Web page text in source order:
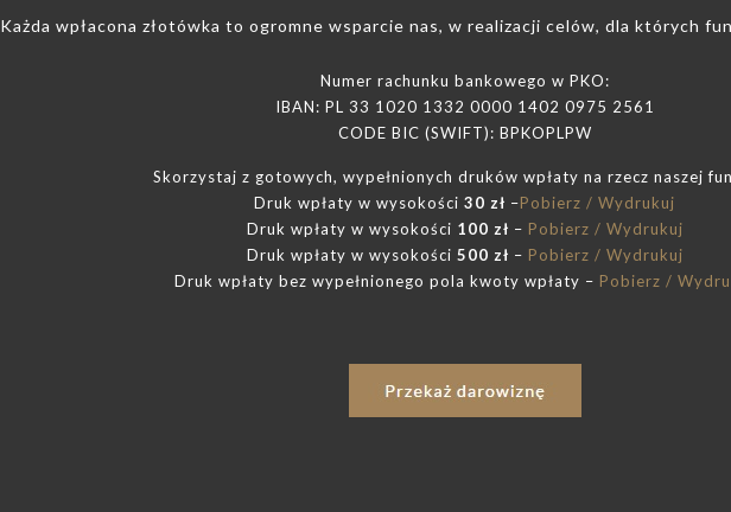
Każda wpłacona złotówka to ogromne wsparcie nas, w realizacji celów, dla których
Numer rachunku bankowego w PKO:
IBAN: PL 33 1020 1332 0000 1402 0975 2561
CODE BIC (SWIFT): BPKOPLPW
Skorzystaj z gotowych, wypełnionych druków wpłaty na rzecz naszej
Druk wpłaty w wysokości30 zł –Pobierz / Wydrukuj
Druk wpłaty w wysokości 100 zł – Pobierz / Wydrukuj
Druk wpłaty w wysokości 500 zł – Pobierz / Wydrukuj
Druk wpłaty bez wypełnionego pola kwoty wpłaty – Pobierz /